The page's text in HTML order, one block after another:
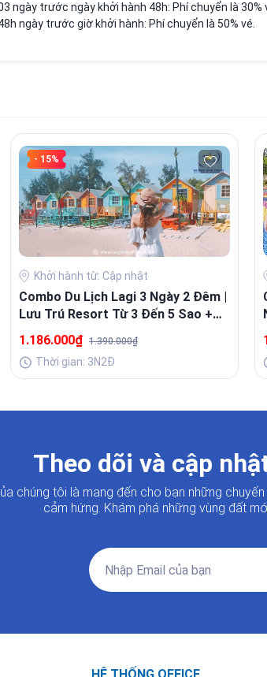
ngày trước ngày khởi hành 48h: Phí chuyển là 30%
ngày trước giờ khởi hành: Phí chuyển là 50% vé.
- 15%
Khởi hành từ: Cập nhật
Combo Du Lịch Lagi 3 Ngày 2 Đêm |
Lưu Trú Resort Từ 3 Đến 5 Sao +
Buffet Sang
1.186.000₫ 1.390.000₫
Thời gian: 3N2Đ
Theo dõi và cập
chúng tôi là mang đến cho bạn những
cảm hứng. Khám phá những vùng đất